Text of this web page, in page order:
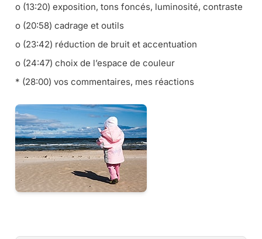
o (13:20) exposition, tons foncés, luminosité, contraste
o (20:58) cadrage et outils
o (23:42) réduction de bruit et accentuation
o (24:47) choix de l’espace de couleur
* (28:00) vos commentaires, mes réactions